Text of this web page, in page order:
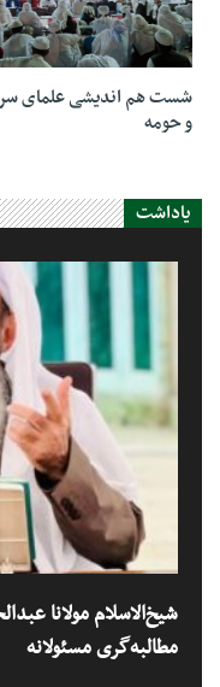
15 سپتامبر 2019
شست هم اندیشی علمای
و حومه
یاداشت
شیخ‌الاسلام مولانا
مطالبه‌گری مسئولانه